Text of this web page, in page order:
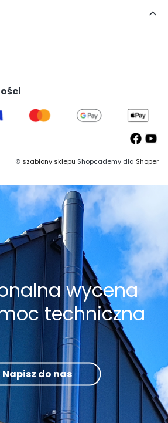
©szablony sklepu Shopcademy dla Shoper
wycena
techniczna
Napisz do nas